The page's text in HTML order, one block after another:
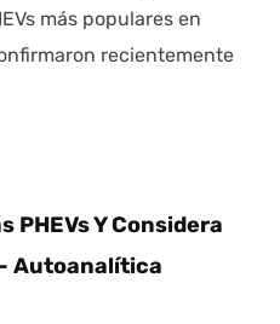
más populares en
recientemente
PHEVs Y Considera
Autoanalítica